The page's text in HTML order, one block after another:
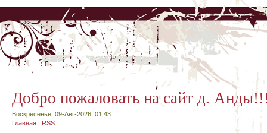
Добро пожаловать на сайт д.
Воскресенье, 09-Авг-2026, 01:43
Главная | RSS